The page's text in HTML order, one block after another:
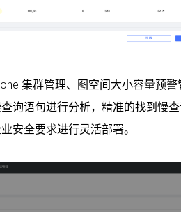
集群管理、图空间大小容量预
询语句进行分析，精准的找到慢
安全要求进行灵活部署。